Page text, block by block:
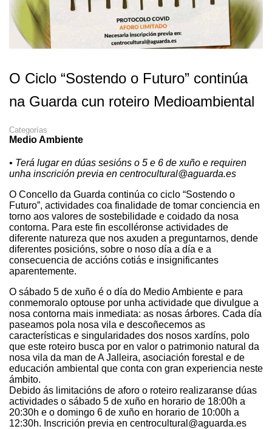
O Ciclo “Sostendo o Futuro” continúa
na Guarda cun roteiro Medioambiental
Categorías
Medio Ambiente
• Terá lugar en dúas sesións o 5 e 6 de xuño e requiren
unha inscrición previa en centrocultural@aguarda.es
O Concello da Guarda continúa co ciclo “Sostendo o
Futuro”, actividades coa finalidade de tomar conciencia en
torno aos valores de sostebilidade e coidado da nosa
contorna. Para este fin escolléronse actividades de
diferente natureza que nos axuden a preguntarnos, dende
diferentes posicións, sobre o noso día a día e a
consecuencia de accións cotiás e insignificantes
aparentemente.
O sábado 5 de xuño é o día do Medio Ambiente e para
conmemoralo optouse por unha actividade que divulgue a
nosa contorna mais inmediata: as nosas árbores. Cada día
paseamos pola nosa vila e descoñecemos as
características e singularidades dos nosos xardíns, polo
que este roteiro busca por en valor o patrimonio natural da
nosa vila da man de A Jalleira, asociación forestal e de
educación ambiental que conta con gran experiencia neste
ámbito.
Debido ás limitacións de aforo o roteiro realizaranse dúas
actividades o sábado 5 de xuño en horario de 18:00h a
20:30h e o domingo 6 de xuño en horario de 10:00h a
12:30h. Inscrición previa en centrocultural@aguarda.es